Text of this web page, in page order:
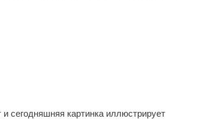
сегодняшняя картинка иллюстрирует